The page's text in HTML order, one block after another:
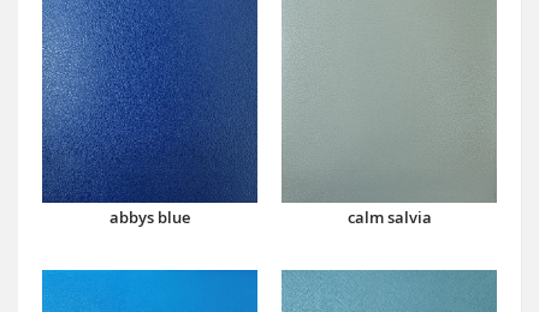
abbys blue calm salvia